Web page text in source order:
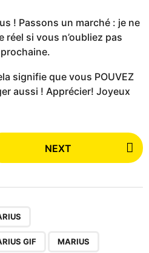
! Passons un marché : je ne
si vous n’oubliez pas
signifie que vous POUVEZ
aussi ! Apprécier! Joyeux
NEXT
GIF MARIUS